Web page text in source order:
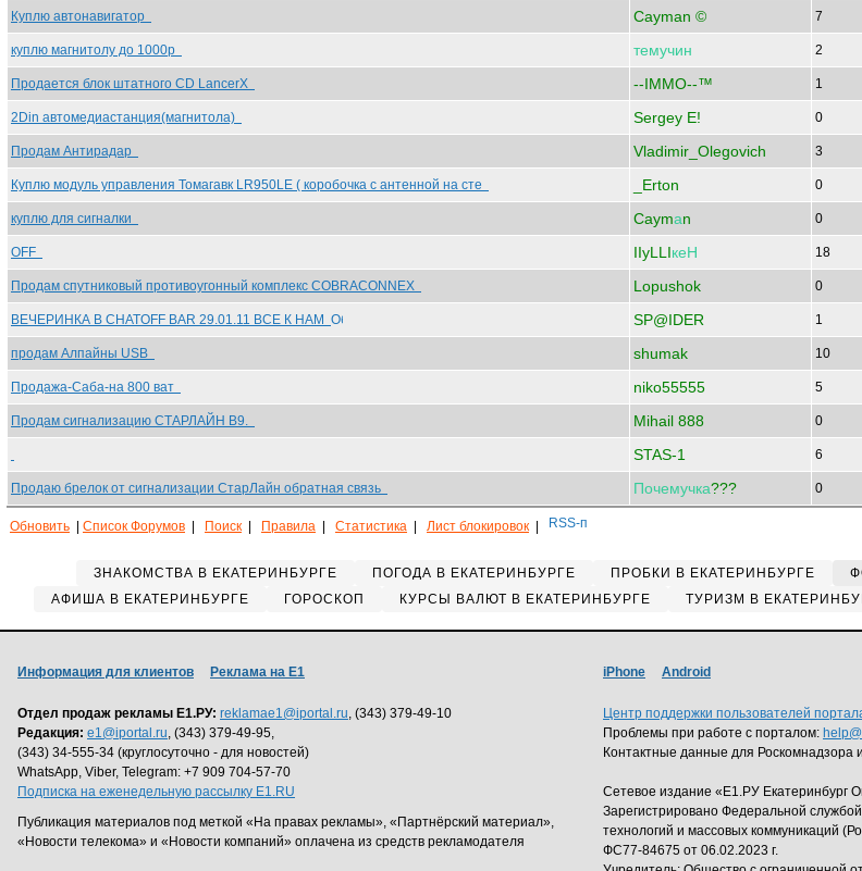
Куплю автонавигатор Cayman © 7
куплю магнитолу до 1000р темучин 2
Продается блок штатного СD LancerX --IMMO--™ 1
2Din автомедиастанция(магнитола) Sergey E! 0
Продам Антирадар Vladimir_Olegovich 3
Куплю модуль управления Томагавк LR950LE ( коробочка с антенной на сте _Erton 0
куплю для сигналки Caymаn 0
OFF IIyLLIкеН 18
Продам спутниковый противоугонный комплекс COBRACONNEX Lopushok 0
ВЕЧЕРИНКА В CHATOFF BAR 29.01.11 ВСЕ К НАМ SP@IDER 1
продам Алпайны USB shumak 10
Продажа-Саба-на 800 ват niko55555 5
Продам сигнализацию СТАРЛАЙН В9. Mihail 888 0
STAS-1 6
Продаю брелок от сигнализации СтарЛайн обратная связь Почемучка??? 0
Обновить Список Форумов Поиск Правила Статистика Лист блокировок
ЗНАКОМСТВА В ЕКАТЕРИНБУРГЕ ПОГОДА В ЕКАТЕРИНБУРГЕ ПРОБКИ В ЕКАТЕРИНБУРГЕ
АФИША В ЕКАТЕРИНБУРГЕ
ГОРОСКОП КУРСЫ ВАЛЮТ В ЕКАТЕРИНБУРГЕ ТУРИЗМ В
Информация для клиентов Реклама на Е1
Отдел продаж рекламы Е1.РУ: reklamae1@iportal.ru, (343) 379-49-10
Редакция: e1@iportal.ru, (343) 379-49-95,
(343) 34-555-34 (круглосуточно - для новостей)
WhatsApp, Viber, Telegram: +7 909 704-57-70
Подписка на еженедельную рассылку E1.RU
Публикация материалов под меткой «На правах рекламы», «Партнёрский материал»,
«Новости телекома» и «Новости компаний» оплачена из средств рекламодателя
iPhone Android
Центр поддержки пользователей
Проблемы при работе с порталом:
Контактные данные для Роскомнадзора
Сетевое издание «Е1.РУ Екатеринбург
Зарегистрировано Федеральной
технологий и массовых коммуникаций
ФС77-84675 от 06.02.2023 г.